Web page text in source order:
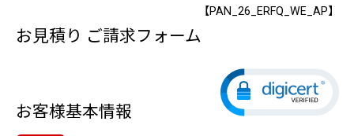
【PAN_26_ERFQ_WE_AP】
お見積り ご請求フォーム
お客様基本情報